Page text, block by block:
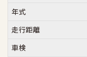
年式
走行距離
車検